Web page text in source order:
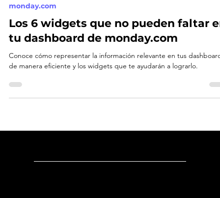
22 nov 2023 3 min de lectura
monday.com
Los 6 widgets que no pueden faltar
tu dashboard de monday.com